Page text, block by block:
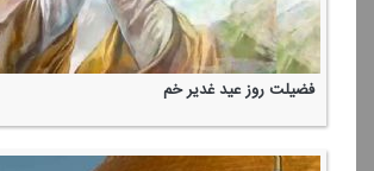
فضیلت روز عید غدیر خم